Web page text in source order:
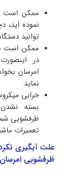
ممکن است
نموده
توانید
ممکن است
در
امرسان
نماید.
خرابی
بسته
ظرفشویی
تعمیرات
علت آبگیری
ظرفشویی